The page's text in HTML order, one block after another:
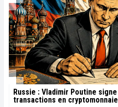
Russie : Vladimir Poutine
transactions en